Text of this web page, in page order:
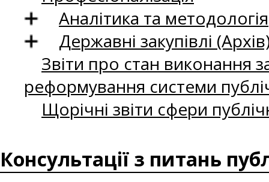
Аналітика та методологія
Державні закупівлі
Звіти про стан виконання
реформування системи
Щорічні звіти сфери
Консультації з питань